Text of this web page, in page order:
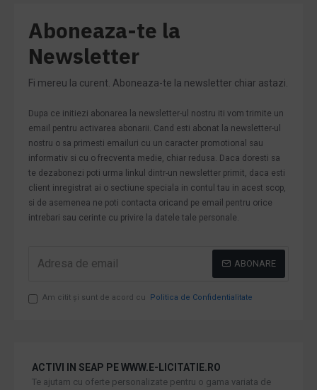
Aboneaza-te la
Newsletter
Fi mereu la curent. Aboneaza-te la newsletter chiar astazi.
Dupa ce initiezi abonarea la newsletter-ul nostru iti vom trimite un
email pentru activarea abonarii. Cand esti abonat la newsletter-ul
nostru o sa primesti emailuri cu un caracter promotional sau
informativ si cu o frecventa medie, chiar redusa. Daca doresti sa
te dezabonezi poti urma linkul dintr-un newsletter primit, daca esti
client inregistrat ai o sectiune speciala in contul tau in acest scop,
si de asemenea ne poti contacta oricand pe email pentru orice
intrebari sau cerinte cu privire la datele tale personale.
ABONARE
Am citit şi sunt de acord cu Politica de Confidentialitate
ACTIVI IN SEAP PE WWW.E-LICITATIE.RO
Te ajutam cu oferte personalizate pentru o gama variata de